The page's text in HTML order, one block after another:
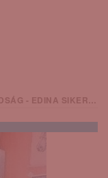
SIKERSZTORIJA